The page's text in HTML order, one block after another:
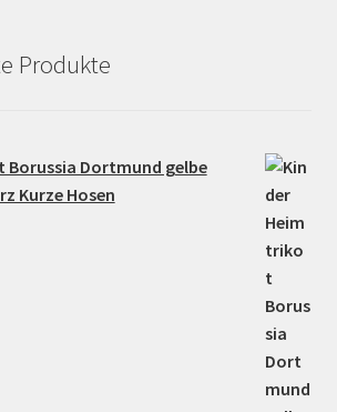
Produkte
Borussia Dortmund gelbe
Kurze Hosen